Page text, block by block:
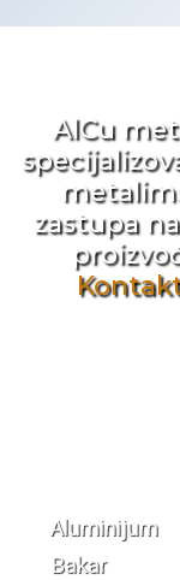
AlCu
zastupa
Aluminijum
Bakar